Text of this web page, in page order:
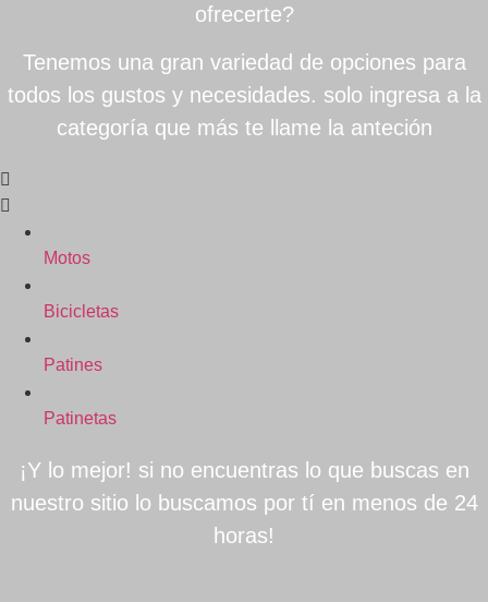
ofrecerte?
Tenemos una gran variedad de opciones para
todos los gustos y necesidades. solo ingresa a la
categoría que más te llame la anteción
Motos
Bicicletas
Patines
Patinetas
¡Y lo mejor! si no encuentras lo que buscas en
nuestro sitio lo buscamos por tí en menos de 24
horas!